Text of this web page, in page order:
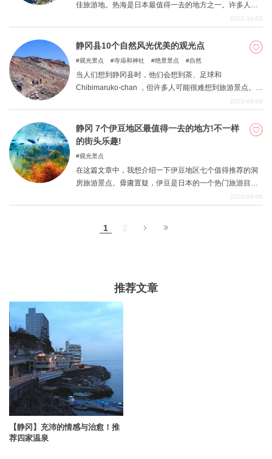
佳旅游地。热海是日本最值得一去的地方之一。许多人把
它列为他们想去的地方，的确，它以其丰富的旅游景点吸
力。我们希望你能以这篇文章为指导，在热海享受你梦寐
以求的观光之旅。
2022-10-03
静冈县10个自然风光优美的观光点
观光景点 寺庙和神社 绝景景点 自然
当人们想到静冈县时，他们会想到茶、足球和
Chibimaruko-chan ，但许多人可能很难想到旅游景点。这
里没有许多有吸引力的旅游景点，许多人可能认为静冈是
热海温泉和浜名湖，而且还有许多隐藏的景点。 在本期节
目中，我们将介绍静冈县的10个洞房旅游景点。
2022-09-09
静冈 7个伊豆地区最值得一去的地方!不一样
的街头乐趣!
观光景点
在这篇文章中，我想介绍一下伊豆地区七个值得推荐的洞
房旅游景点。毋庸置疑，伊豆是日本的一个热门旅游目的
地，但另一方面，它经常是人山人海，景点也可能是大同
这篇文章为参考，在伊豆享受你自己独特而充实的观光。
2022-09-06
1 2
推荐文章
【静冈】充沛的情感与治愈！推
荐四家温泉